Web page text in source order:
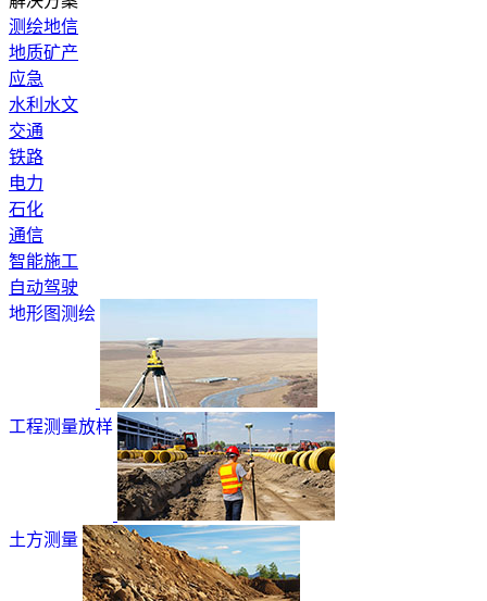
测绘地信
地质矿产
应急
水利水文
交通
铁路
电力
石化
通信
智能施工
自动驾驶
地形图测绘
工程测量放样
土方测量